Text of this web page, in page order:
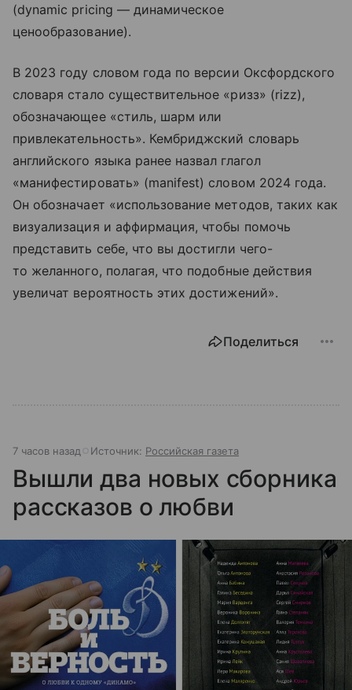
(dynamic pricing — динамическое
ценообразование).
В 2023 году словом года по версии Оксфордского
словаря стало существительное «ризз» (rizz),
обозначающее «стиль, шарм или
привлекательность». Кембриджский словарь
английского языка ранее назвал глагол
«манифестировать» (manifest) словом 2024 года.
Он обозначает «использование методов, таких как
визуализация и аффирмация, чтобы помочь
представить себе, что вы достигли чего-
то желанного, полагая, что подобные действия
увеличат вероятность этих достижений».
Поделиться
7 часов назад Источник: Российская газета
Вышли два новых сборника
рассказов о любви